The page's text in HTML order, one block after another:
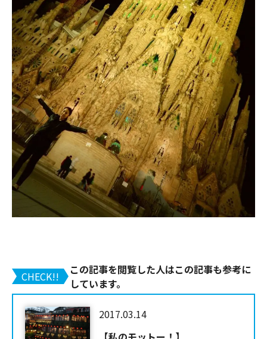
CHECK!!
この記事を閲覧した人はこの記事も参考に
しています。
2017.03.14